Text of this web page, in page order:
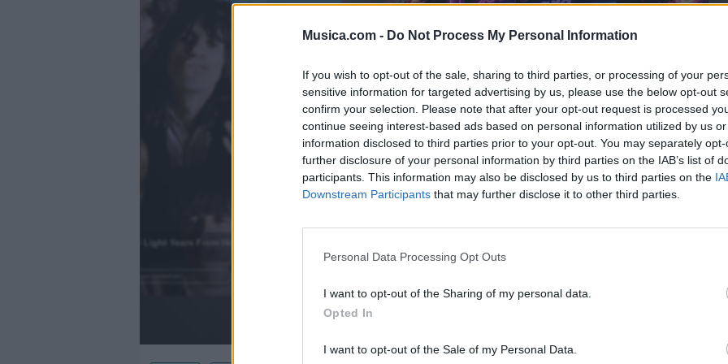
Musica.com - Do Not Process My Personal Information
If you wish to opt-out of the sale, sharing to third parties, or processing of your
sensitive information for targeted advertising by us, please use the below opt-out
confirm your selection. Please note that after your opt-out request is processed
continue seeing interest-based ads based on personal information utilized by us
information disclosed to third parties prior to your opt-out. You may separately
further disclosure of your personal information by third parties on the IAB’s list of
participants. This information may also be disclosed by us to third parties on the
Downstream Participants that may further disclose it to other third parties.
Personal Data Processing Opt Outs
I want to opt-out of the Sharing of my personal data.
Opted In
I want to opt-out of the Sale of my Personal Data.
🪐🚀 Canciones para Ver las Estrellas:
🌌🚀 Viaje intergaláctico: la mejor selección de
al firmamento y siente la gravedad cero. 💾 ¡Guarda
2000 Light Years From Home